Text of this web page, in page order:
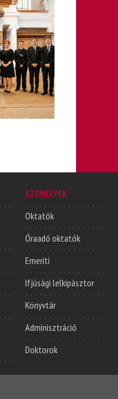
SZEMÉLYEK
Oktatók
Óraadó oktatók
Emeriti
Ifjúsági lelkipásztor
Könyvtár
Adminisztráció
Doktorok